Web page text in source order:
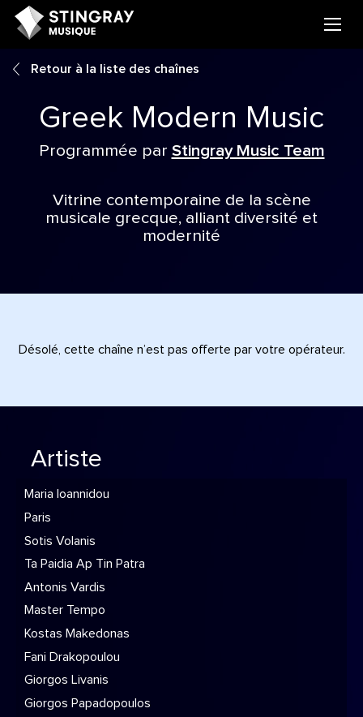
Retour à la liste des chaînes
Greek Modern Music
Programmée par Stingray Music Team
Vitrine contemporaine de la scène
musicale grecque, alliant diversité et
modernité
Désolé, cette chaîne n’est pas offerte par votre opérateur.
Artiste
Maria Ioannidou
Paris
Sotis Volanis
Ta Paidia Ap Tin Patra
Antonis Vardis
Master Tempo
Kostas Makedonas
Fani Drakopoulou
Giorgos Livanis
Giorgos Papadopoulos